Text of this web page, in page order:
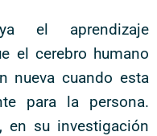
el aprendizaje
el cerebro humano
nueva cuando esta
para la persona.
en su investigación